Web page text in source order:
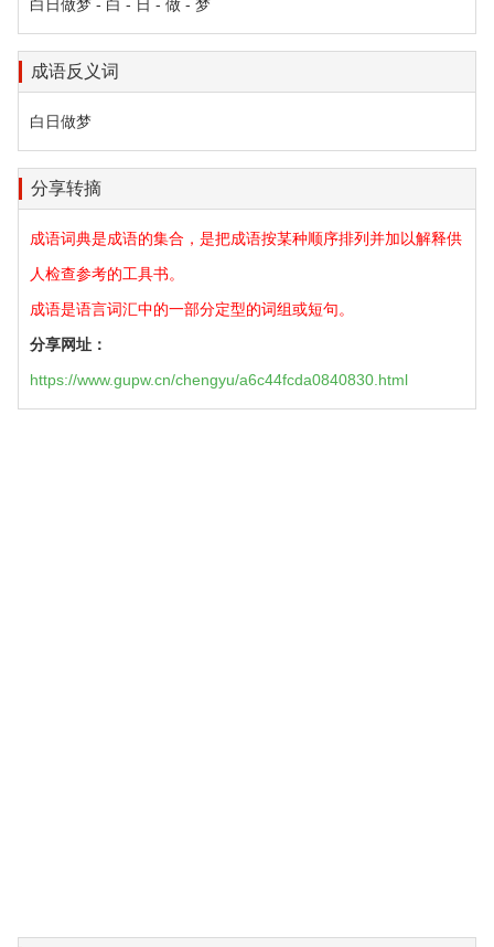
白日做梦 - 白 - 日 - 做 - 梦
成语反义词
白日做梦
分享转摘
成语词典是成语的集合，是把成语按某种顺序排列并加以解释供
人检查参考的工具书。
成语是语言词汇中的一部分定型的词组或短句。
分享网址：
https://www.gupw.cn/chengyu/a6c44fcda0840830.html